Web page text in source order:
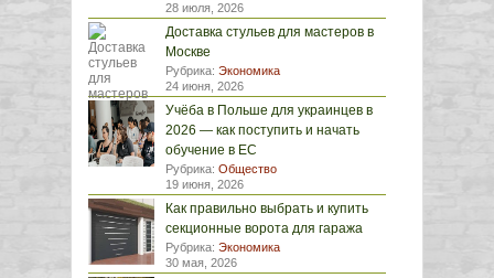
28 июля, 2026
Доставка стульев для мастеров в
Москве
Рубрика: Экономика
24 июня, 2026
Учёба в Польше для украинцев в
2026 — как поступить и начать
обучение в ЕС
Рубрика: Общество
19 июня, 2026
Как правильно выбрать и купить
секционные ворота для гаража
Рубрика: Экономика
30 мая, 2026